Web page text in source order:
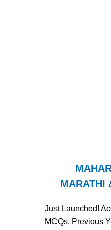
MARATHI
Just Launched!
MCQs, Previous